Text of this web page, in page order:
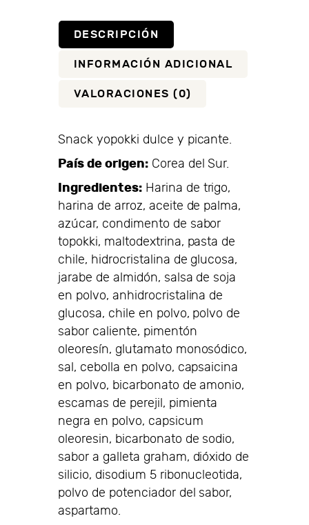
DESCRIPCIÓN
INFORMACIÓN ADICIONAL
VALORACIONES (0)
Snack yopokki dulce y picante.
País de origen:Corea del Sur.
Ingredientes:Harina de trigo,
harina de arroz, aceite de palma,
azúcar, condimento de sabor
topokki, maltodextrina, pasta de
chile, hidrocristalina de glucosa,
jarabe de almidón, salsa de soja
en polvo, anhidrocristalina de
glucosa, chile en polvo, polvo de
sabor caliente, pimentón
oleoresín, glutamato monosódico,
sal, cebolla en polvo, capsaicina
en polvo, bicarbonato de amonio,
escamas de perejil, pimienta
negra en polvo, capsicum
oleoresin, bicarbonato de sodio,
sabor a galleta graham, dióxido de
silicio, disodium 5 ribonucleotida,
polvo de potenciador del sabor,
aspartamo.